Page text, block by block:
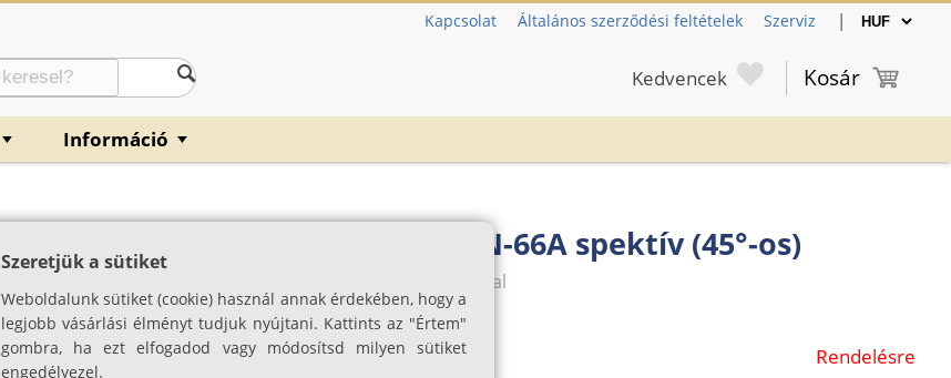
Kapcsolat Általános szerződési feltételek Szerviz |
Kedvencek Kosár
▼ Információ ▼
Kowa Prominar TSN-66A spektív (45°-os)
Beépített 25-60x nagyítású okulárral
SKU: 04592
Rendelésre
Szeretjük a sütiket
Weboldalunk sütiket (cookie) használ annak érdekében, hogy a
legjobb vásárlási élményt tudjuk nyújtani. Kattints az "Értem"
gombra, ha ezt elfogadod vagy módosítsd milyen sütiket
engedélyezel.